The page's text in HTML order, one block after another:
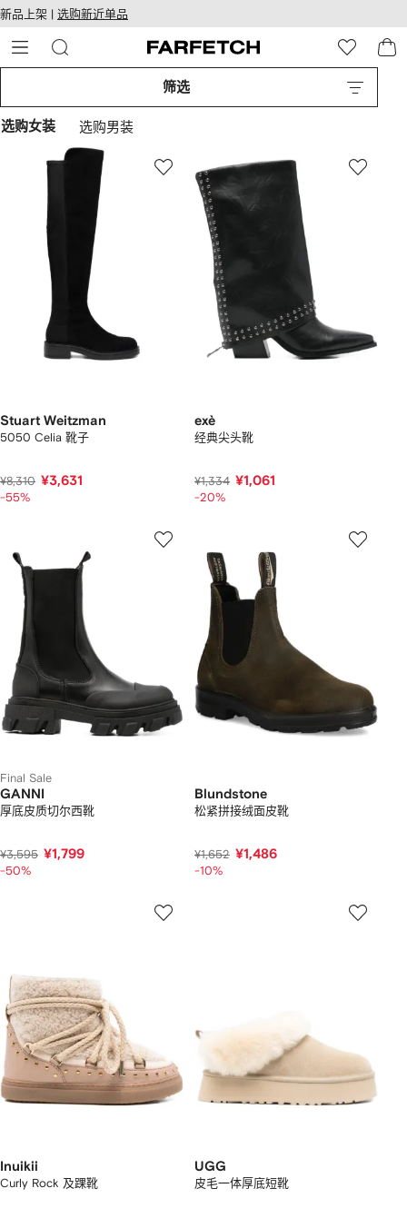
至
内
容
障碍网络
设
新品上架 | 选购新近单品
筛选
选购女装 选购男装
Stuart Weitzman
5050 Celia 靴子
¥8,310 ¥3,631
-55%
exè
经典尖头靴
¥1,334 ¥1,061
-20%
Final Sale
GANNI
厚底皮质切尔西靴
¥3,595 ¥1,799
-50%
Blundstone
松紧拼接绒面皮靴
¥1,652 ¥1,486
-10%
Inuikii
Curly Rock 及踝靴
UGG
皮毛一体厚底短靴